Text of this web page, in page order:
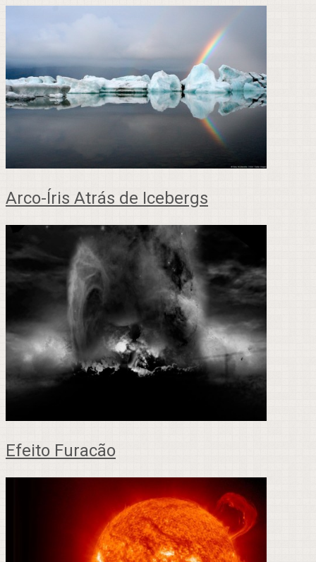
Arco-Íris Atrás de Icebergs
Efeito Furacão